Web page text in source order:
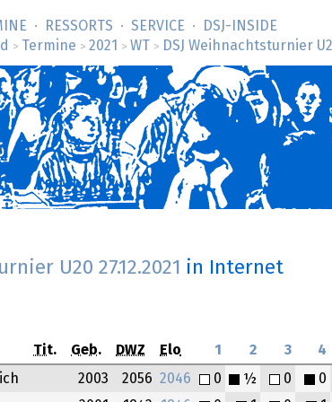
RESSORTS SERVICE
DSJ-­INSIDE
> Termine > 2021 > WT > DSJ Weihnachtsturnier
U20 27.12.2021 in Internet
Tit. Geb. DWZ Elo 1 2 3 4
2003 2056 2046 0 ½ 0 0